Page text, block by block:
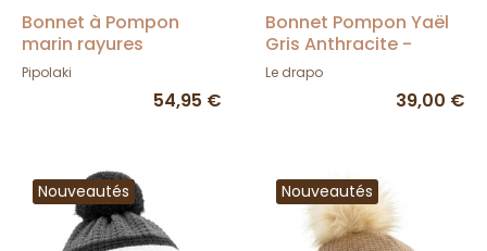
Bonnet à Pompon
marin rayures
Bascano - Pipolaki
Pipolaki
54,95 €
Bonnet Pompon Yaël
Gris Anthracite -
LeDrapo
Le drapo
39,00 €
Nouveautés Nouveautés